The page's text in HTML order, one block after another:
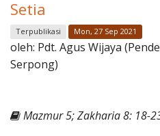
Klasis dan Jemaat
Berita Kegiatan
Materi
Setia
Terpublikasi Mon, 27 Sep 2021
oleh: Pdt. Agus Wijaya
Serpong)
Mazmur 5; Zakharia 8: 18-